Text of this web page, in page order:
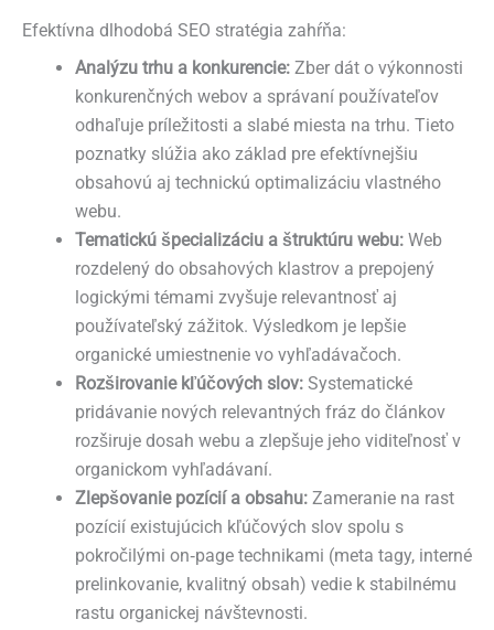
Efektívna dlhodobá SEO stratégia zahŕňa:
Analýzu trhu a konkurencie: Zber dát o výkonnosti
konkurenčných webov a správaní používateľov
odhaľuje príležitosti a slabé miesta na trhu. Tieto
poznatky slúžia ako základ pre efektívnejšiu
obsahovú aj technickú optimalizáciu vlastného
webu.
Tematickú špecializáciu a štruktúru webu: Web
rozdelený do obsahových klastrov a prepojený
logickými témami zvyšuje relevantnosť aj
používateľský zážitok. Výsledkom je lepšie
organické umiestnenie vo vyhľadávačoch.
Rozširovanie kľúčových slov: Systematické
pridávanie nových relevantných fráz do článkov
rozširuje dosah webu a zlepšuje jeho viditeľnosť v
organickom vyhľadávaní.
Zlepšovanie pozícií a obsahu: Zameranie na rast
pozícií existujúcich kľúčových slov spolu s
pokročilými on‑page technikami (meta tagy, interné
prelinkovanie, kvalitný obsah) vedie k stabilnému
rastu organickej návštevnosti.